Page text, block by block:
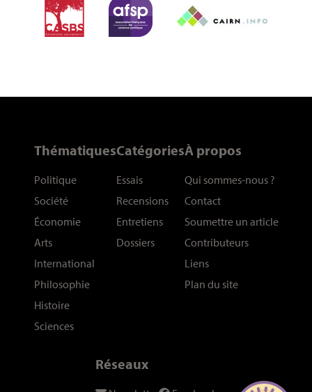
Thématiques
Politique
Société
Économie
Arts
International
Philosophie
Histoire
Sciences
Catégories
Essais
Recensions
Entretiens
Dossiers
À propos
Qui sommes-nous ?
Contact
Soumettre un article
Contributeurs
Liens
Plan du site
Réseaux